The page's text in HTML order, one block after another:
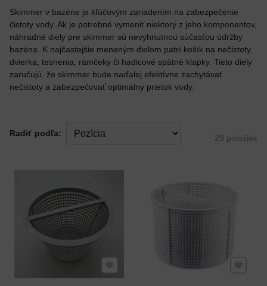
Skimmer v bazéne je kľúčovým zariadením na zabezpečenie
čistoty vody. Ak je potrebné vymeniť niektorý z jeho komponentov,
náhradné diely pre skimmer sú nevyhnutnou súčasťou údržby
bazéna. K najčastejšie meneným dielom patrí košík na nečistoty,
dvierka, tesnenia, rámčeky či hadicové spätné klapky. Tieto diely
zaručujú, že skimmer bude naďalej efektívne zachytávať
nečistoty a zabezpečovať optimálny prietok vody.
Radiť podľa: 29 položiek
Pridať k Obľúbeným